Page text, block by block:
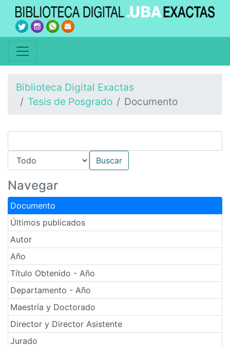
Biblioteca Digital Exactas
Tesis de Posgrado
Documento
Navegar
Documento
Últimos publicados
Autor
Año
Título Obtenido - Año
Departamento - Año
Maestría y Doctorado
Director y Director Asistente
Jurado